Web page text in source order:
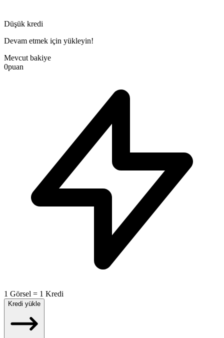
Düşük kredi
Devam etmek için yükleyin!
Mevcut bakiye
0puan
1 Görsel = 1 Kredi
Kredi yükle